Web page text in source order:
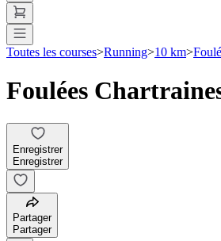
Toutes les courses>Running>10 km>
Foulées
Enregistrer
Enregistrer
Partager
Partager